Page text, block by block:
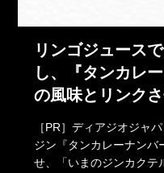
リンゴジュース
し、『タンカレ
の風味とリンク
［PR］ディアジオジャ
ジン『タンカレーナンバ
せ、「いまのジンカクテ